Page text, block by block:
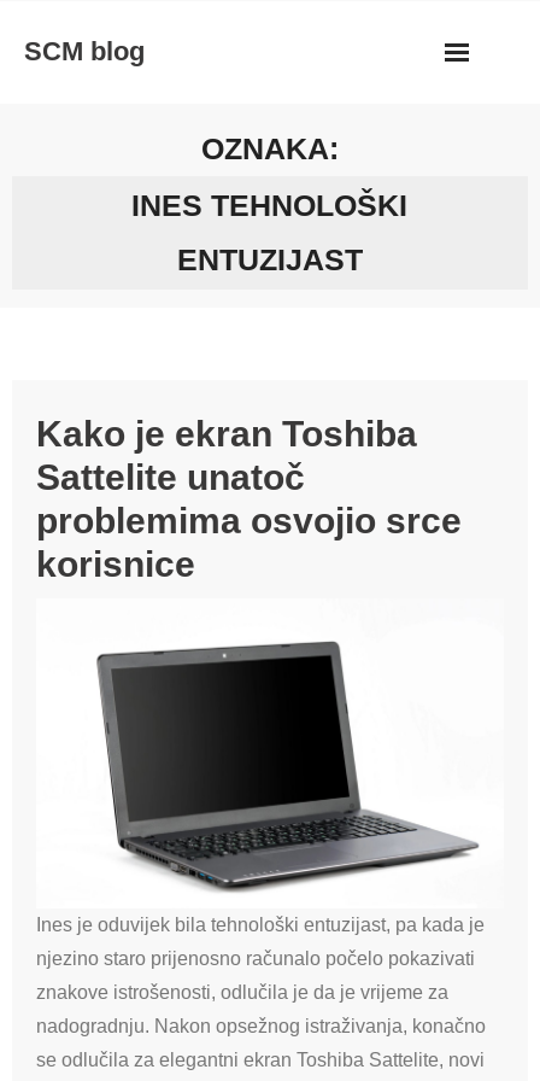
SCM blog
OZNAKA:
INES TEHNOLOŠKI
ENTUZIJAST
Kako je ekran Toshiba
Sattelite unatoč
problemima osvojio srce
korisnice
Ines je oduvijek bila tehnološki entuzijast, pa kada je
njezino staro prijenosno računalo počelo pokazivati ​​
znakove istrošenosti, odlučila je da je vrijeme za
nadogradnju. Nakon opsežnog istraživanja, konačno
se odlučila za elegantni ekran Toshiba Sattelite, novi